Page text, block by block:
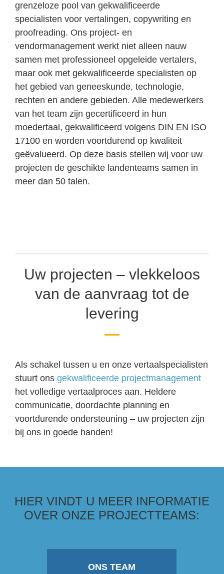
grenzeloze pool van gekwalificeerde
specialisten voor vertalingen, copywriting en
proofreading. Ons project- en
vendormanagement werkt niet alleen nauw
samen met professioneel opgeleide vertalers,
maar ook met gekwalificeerde specialisten op
het gebied van geneeskunde, technologie,
rechten en andere gebieden. Alle medewerkers
van het team zijn gecertificeerd in hun
moedertaal, gekwalificeerd volgens DIN EN ISO
17100 en worden voortdurend op kwaliteit
geëvalueerd. Op deze basis stellen wij voor uw
projecten de geschikte landenteams samen in
meer dan 50 talen.
Uw projecten – vlekkeloos
van de aanvraag tot de
levering
Als schakel tussen u en onze vertaalspecialisten
stuurt ons gekwalificeerde projectmanagement
het volledige vertaalproces aan. Heldere
communicatie, doordachte planning en
voortdurende ondersteuning – uw projecten zijn
bij ons in goede handen!
HIER VINDT U MEER INFORMATIE
OVER ONZE PROJECTTEAMS:
ONS TEAM